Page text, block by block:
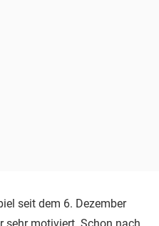
seit dem 6. Dezember